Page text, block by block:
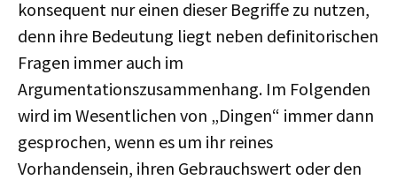
konsequent nur einen dieser Begriffe zu nutzen,
denn ihre Bedeutung liegt neben definitorischen
Fragen immer auch im
Argumentationszusammenhang. Im Folgenden
wird im Wesentlichen von „Dingen“ immer dann
gesprochen, wenn es um ihr reines
Vorhandensein, ihren Gebrauchswert oder den